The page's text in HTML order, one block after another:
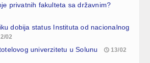
privatnih fakulteta sa državnim?
dobija status Instituta od nacionalnog
02
univerzitetu u Solunu 13/02